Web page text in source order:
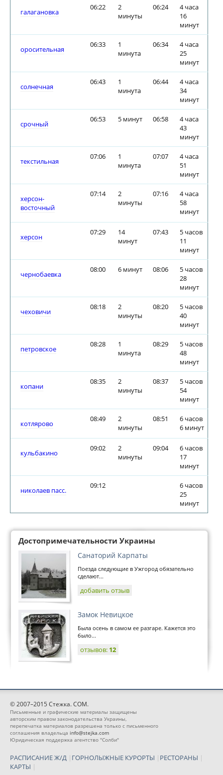
галагановка
06:22
2
минуты
06:24
4 часа
16
минут
оросительная
06:33
1
минута
06:34
4 часа
25
минут
солнечная
06:43
1
минута
06:44
4 часа
34
минут
срочный
06:53 5 минут 06:58
4 часа
43
минут
текстильная
07:06
1
минута
07:07
4 часа
51
минут
херсон-
восточный
07:14
2
минуты
07:16
4 часа
58
минут
херсон
07:29
14
минут
07:43
5 часов
11
минут
чернобаевка
08:00 6 минут 08:06
5 часов
28
минут
чеховичи
08:18
2
минуты
08:20
5 часов
40
минут
петровское
08:28
1
минута
08:29
5 часов
48
минут
копани
08:35
2
минуты
08:37
5 часов
54
минут
котлярово
08:49
2
минуты
08:51
6 часов
6 минут
кульбакино
09:02
2
минуты
09:04
6 часов
17
минут
николаев пасс.
09:12
6 часов
25
минут
Достопримечательности Украины
Санаторий Карпаты
Поезда следующие в Ужгород обязательно
сделают...
добавить отзыв
Замок Невицкое
Была осень в самом ее разгаре. Кажется это
было...
отзывов: 12
© 2007–2015 Стежка. COM.
Письменные и графические материалы защищены
авторским правом законодательства Украины,
перепечатка материалов разрешена только с письменного
соглашения владельца info@stejka.com
Юридическая поддержка агентство "Солби"
РАСПИСАНИЕ Ж/Д | ГОРНОЛЫЖНЫЕ КУРОРТЫ | РЕСТОРАНЫ |
КАРТЫ |